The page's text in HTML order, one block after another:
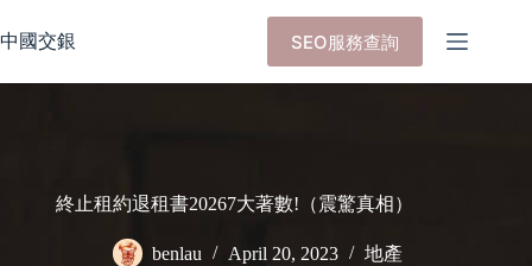
to
content
中國交銀 SEO服務查詢
終止租約退租書20267大著數!（震驚真相）
benlau April 20, 2023 地產